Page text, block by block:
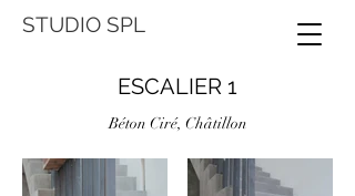
STUDIO SPL
ESCALIER 1
Béton Ciré, Châtillon